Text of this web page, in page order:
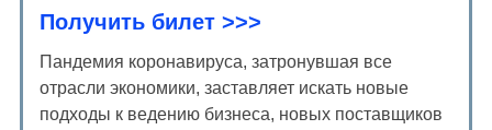
Получить билет >>>
Пандемия коронавируса, затронувшая все
отрасли экономики, заставляет искать новые
подходы к ведению бизнеса, новых поставщиков